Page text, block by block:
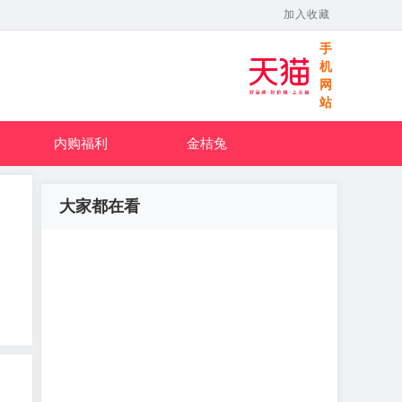
加入收藏
手
机
网
站
内购福利 金桔兔
大家都在看